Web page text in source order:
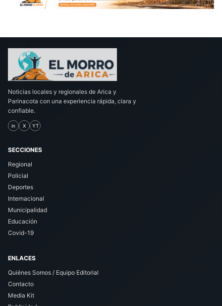
Noticias locales y regionales de Arica y
Parinacota con una experiencia rápida, clara y
confiable.
in X YT
SECCIONES
Regional
Policial
Deportes
Internacional
Municipalidad
Educación
Covid-19
ENLACES
Quiénes Somos / Equipo Editorial
Contacto
Media Kit